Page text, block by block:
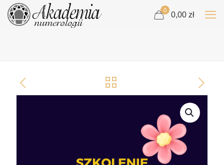
0
0,00 zł